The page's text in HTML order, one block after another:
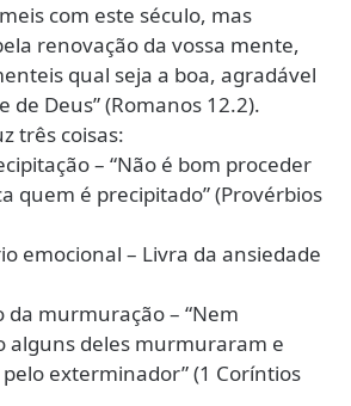
com este século, mas
renovação da vossa mente,
qual seja a boa, agradável
de Deus” (Romanos 12.2).
três coisas:
– “Não é bom proceder
quem é precipitado” (Provérbios
emocional – Livra da ansiedade
da murmuração – “Nem
alguns deles murmuraram e
exterminador” (1 Coríntios